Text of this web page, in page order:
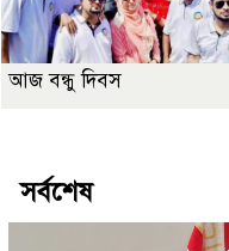
আজ বন্ধু দিবস
সর্বশেষ